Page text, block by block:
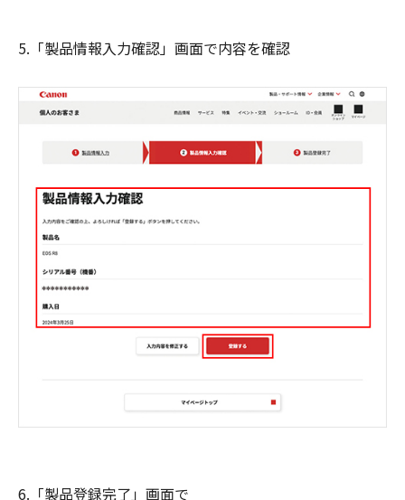
5.「製品情報入力確認」画面で内容を確認
6.「製品登録完了」画面で